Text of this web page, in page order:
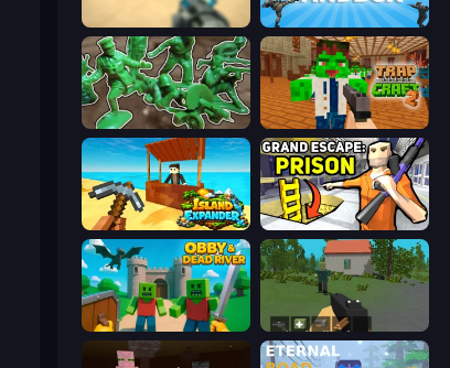
Hypper Sandbox
Soldiers - Capture and Control! Trap Craft 2
Island Expander Grand Escape: Prison
Obby & Dead River WorldZ